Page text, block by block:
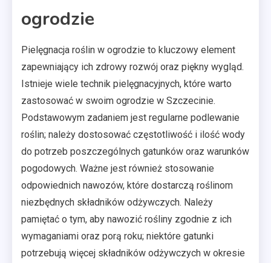
ogrodzie
Pielęgnacja roślin w ogrodzie to kluczowy element
zapewniający ich zdrowy rozwój oraz piękny wygląd.
Istnieje wiele technik pielęgnacyjnych, które warto
zastosować w swoim ogrodzie w Szczecinie.
Podstawowym zadaniem jest regularne podlewanie
roślin; należy dostosować częstotliwość i ilość wody
do potrzeb poszczególnych gatunków oraz warunków
pogodowych. Ważne jest również stosowanie
odpowiednich nawozów, które dostarczą roślinom
niezbędnych składników odżywczych. Należy
pamiętać o tym, aby nawozić rośliny zgodnie z ich
wymaganiami oraz porą roku; niektóre gatunki
potrzebują więcej składników odżywczych w okresie